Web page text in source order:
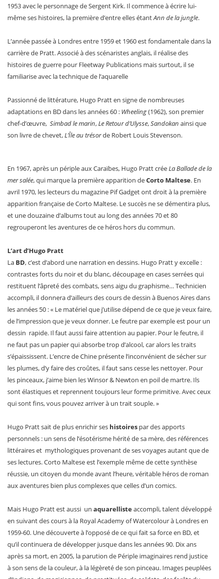
1953 avec le personnage de Sergent Kirk. Il commence à écrire lui-
même ses histoires, la première d’entre elles étantAnn de la jungle.
L’année passée à Londres entre 1959 et 1960 est fondamentale dans la
carrière de Pratt. Associé à des scénaristes anglais, il réalise des
histoires de guerre pour Fleetway Publications mais surtout, il se
familiarise avec la technique de l’aquarelle
Passionné de littérature, Hugo Pratt en signe de nombreuses
adaptations en BD dans les années 60 : Wheeling(1962), son premier
chef-d’œuvre, Simbad le marin,Le Retour d’Ulysse,Sandokan ainsi que
son livre de chevet,L’Île au trésorde Robert Louis Stevenson.
En 1967, après un périple aux Caraïbes, Hugo Pratt créeLa Ballade de la
mer salée, qui marque la première apparition deCorto Maltese. En
avril 1970, les lecteurs du magazine Pif Gadget ont droit à la première
apparition française de Corto Maltese. Le succès ne se démentira plus,
et une douzaine d’albums tout au long des années 70 et 80
regrouperont les aventures de ce héros hors du commun.
L’art d’Hugo Pratt
La BD, c’est d’abord une narration en dessins. Hugo Pratt y excelle :
contrastes forts du noir et du blanc, découpage en cases serrées qui
restituent l’âpreté des combats, sens aigu du graphisme… Technicien
accompli, il donnera d’ailleurs des cours de dessin à Buenos Aires dans
les années 50 : « Le matériel que j’utilise dépend de ce que je veux faire,
de l’impression que je veux donner. Le feutre par exemple est pour un
dessin rapide. Il faut aussi faire attention au papier. Pour le feutre, il
ne faut pas un papier qui absorbe trop d’alcool, car alors les traits
s’épaississent. L’encre de Chine présente l’inconvénient de sécher sur
les plumes, d’y faire des croûtes, il faut sans cesse les nettoyer. Pour
les pinceaux, j’aime bien les Winsor & Newton en poil de martre. Ils
sont élastiques et reprennent toujours leur forme primitive. Avec ceux
qui sont fins, vous pouvez arriver à un trait souple. »
Hugo Pratt sait de plus enrichir ses histoires par des apports
personnels : un sens de l’ésotérisme hérité de sa mère, des références
littéraires et mythologiques provenant de ses voyages autant que de
ses lectures. Corto Maltese est l’exemple même de cette synthèse
réussie, un citoyen du monde avant l’heure, véritable héros de roman
aux aventures bien plus complexes que celles d’un comics.
Mais Hugo Pratt est aussi un aquarellisteaccompli, talent développé
en suivant des cours à la Royal Academy of Watercolour à Londres en
1959-60. Une découverte à l’opposé de ce qui fait sa force en BD, et
qu’il continuera de développer jusque dans les années 90. Dix ans
après sa mort, en 2005, la parution de Périple imaginaires rend justice
à son sens de la couleur, à la légèreté de son pinceau. Images peuplées